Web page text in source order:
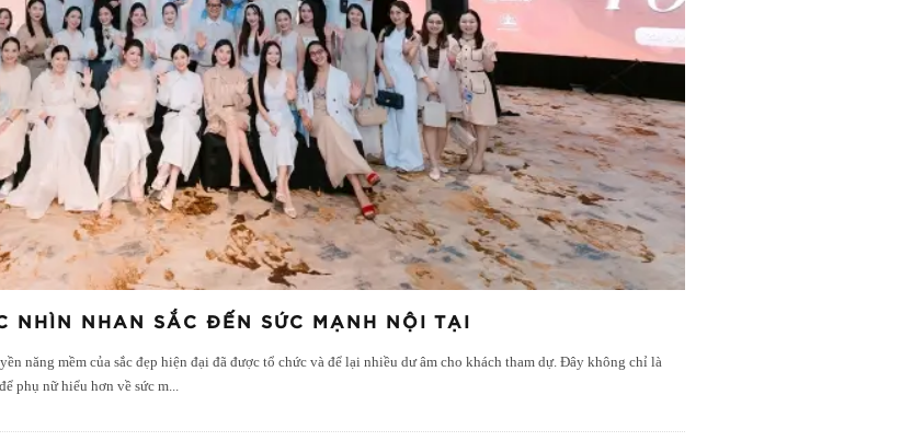
NHÌN NHAN SẮC ĐẾN SỨC MẠNH NỘI TẠI
năng mềm của sắc đẹp hiện đại đã được tổ chức và để lại nhiều dư âm cho khách tham dự. Đây không chỉ là
phụ nữ hiểu hơn về sức m...